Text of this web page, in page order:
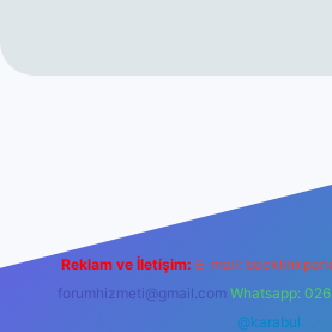
Reklam ve İletişim: E-mail:
forumhizmeti@gmail.com Whatsapp:
@karabul